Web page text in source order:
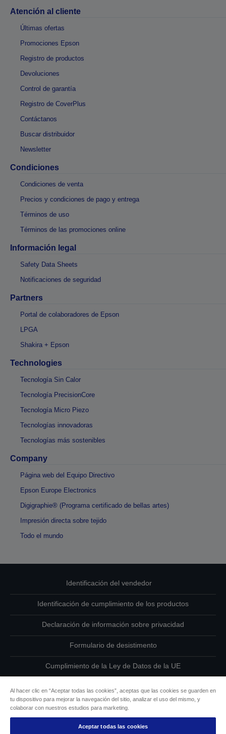
Atención al cliente
Últimas ofertas
Promociones Epson
Registro de productos
Devoluciones
Control de garantía
Registro de CoverPlus
Contáctanos
Buscar distribuidor
Newsletter
Condiciones
Condiciones de venta
Precios y condiciones de pago y entrega
Términos de uso
Términos de las promociones online
Información legal
Safety Data Sheets
Notificaciones de seguridad
Partners
Portal de colaboradores de Epson
LPGA
Shakira + Epson
Technologies
Tecnología Sin Calor
Tecnología PrecisionCore
Tecnología Micro Piezo
Tecnologías innovadoras
Tecnologías más sostenibles
Company
Página web del Equipo Directivo
Epson Europe Electronics
Digigraphie® (Programa certificado de bellas artes)
Impresión directa sobre tejido
Todo el mundo
Identificación del vendedor
Identificación de cumplimiento de los productos
Declaración de información sobre privacidad
Formulario de desistimento
Cumplimiento de la Ley de Datos de la UE
Información sobre cookies
Compromiso de accesibilidad de Epson
Al hacer clic en “Aceptar todas las cookies”, aceptas que las cookies se guarden en
tu dispositivo para mejorar la navegación del sitio, analizar el uso del mismo, y
colaborar con nuestros estudios para marketing.
Aceptar todas las cookies